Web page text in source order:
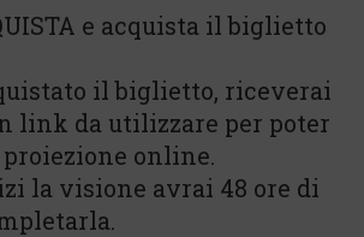
e acquista il biglietto
il biglietto, riceverai
link da utilizzare per poter
online.
la visione avrai 48 ore di